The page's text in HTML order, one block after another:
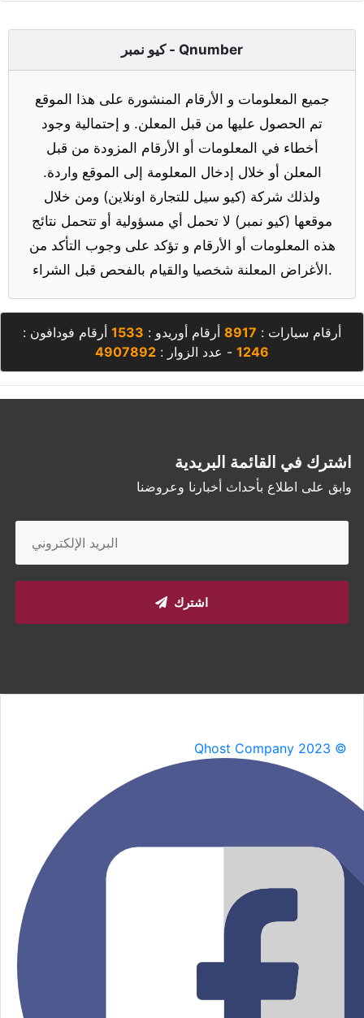
كيو نمبر - Qnumber
جميع المعلومات و الأرقام المنشورة على هذا الموقع
تم الحصول عليها من قبل المعلن. و إحتمالية وجود
أخطاء في المعلومات أو الأرقام المزودة من قبل
المعلن أو خلال إدخال المعلومة إلى الموقع واردة.
ولذلك شركة (كيو سيل للتجارة اونلاين) ومن خلال
موقعها (كيو نمبر) لا تحمل أي مسؤولية أو تتحمل نتائج
هذه المعلومات أو الأرقام و تؤكد على وجوب التأكد من
الأغراض المعلنة شخصيا والقيام بالفحص قبل الشراء.
أرقام سيارات : 8917 أرقام أوريدو : 1533 أرقام فودافون :
1246 - عدد الزوار : 4907892
اشترك في القائمة البريدية
وابق على اطلاع بأحداث أخبارنا وعروضنا
اشترك
Qhost Company 2023 ©